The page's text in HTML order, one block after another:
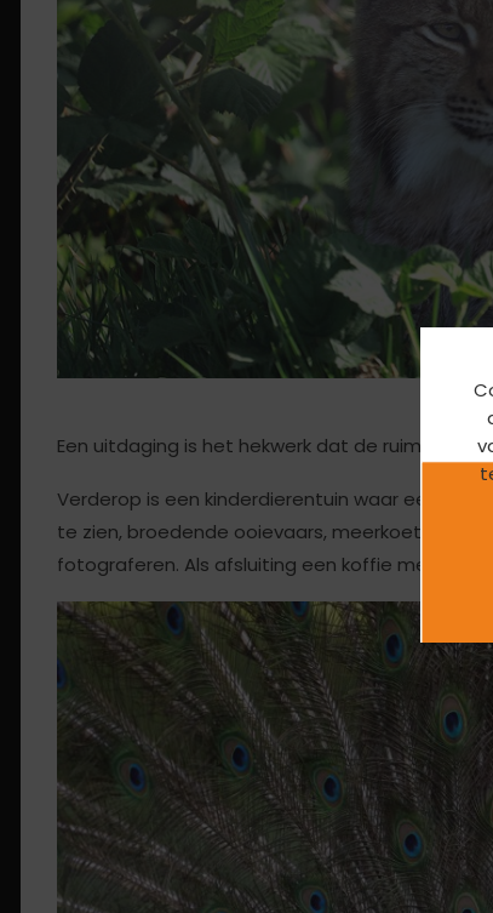
Een uitdaging is het hekwerk dat de ruime
Verderop is een kinderdierentuin waar een
te zien, broedende ooievaars, meerkoeten met
fotograferen. Als afsluiting een koffie met